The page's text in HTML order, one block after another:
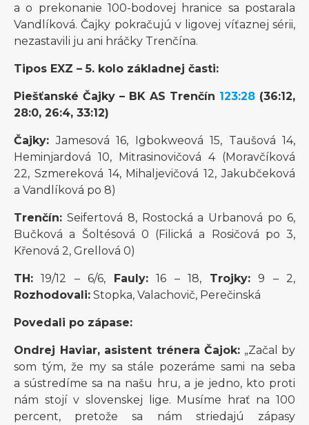
a o prekonanie 100-bodovej hranice sa postarala
Vandlíková. Čajky pokračujú v ligovej víťaznej sérii,
nezastavili ju ani hráčky Trenčína.
Tipos EXZ – 5. kolo základnej časti:
Piešťanské Čajky – BK AS Trenčín 123:28 (36:12,
28:0, 26:4, 33:12)
Čajky: Jamesová 16, Igbokweová 15, Taušová 14,
Heminjardová 10, Mitrasinovičová 4 (Moravčíková
22, Szmereková 14, Mihaljevičová 12, Jakubčeková
a Vandlíková po 8)
Trenčín: Seifertová 8, Rostocká a Urbanová po 6,
Bučková a Šoltésová 0 (Filická a Rosičová po 3,
Křenová 2, Grellová 0)
TH: 19/12 – 6/6, Fauly:16 – 18, Trojky:9 – 2,
Rozhodovali: Stopka, Valachovič, Perečinská
Povedali po zápase:
Ondrej Haviar, asistent trénera Čajok: „Začal by
som tým, že my sa stále pozeráme sami na seba
a sústredíme sa na našu hru, a je jedno, kto proti
nám stojí v slovenskej lige. Musíme hrať na 100
percent, pretože sa nám striedajú zápasy